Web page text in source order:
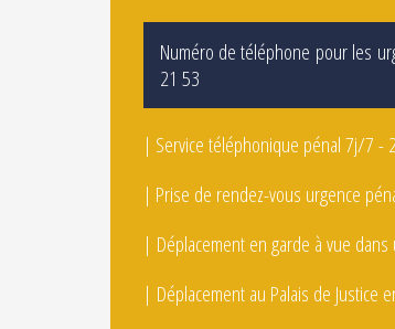
Numéro de téléphone pour les
21 53
| Service téléphonique pénal 7j/7 -
| Prise de rendez-vous urgence
| Déplacement en garde à vue
| Déplacement au Palais de Justice